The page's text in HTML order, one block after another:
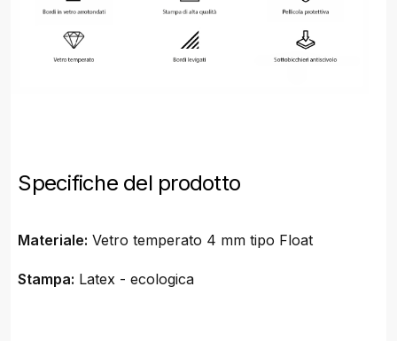
Specifiche del prodotto
Materiale: Vetro temperato 4 mm tipo Float
Stampa: Latex - ecologica